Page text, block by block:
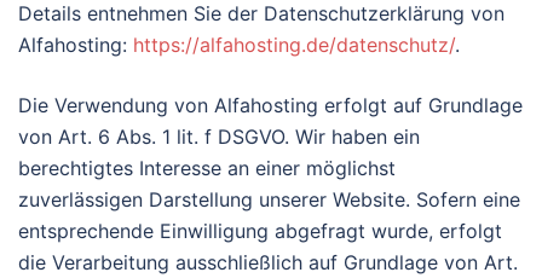
Details entnehmen Sie der Datenschutzerklärung von
Alfahosting: https://alfahosting.de/datenschutz/.
Die Verwendung von Alfahosting erfolgt auf Grundlage
von Art. 6 Abs. 1 lit. f DSGVO. Wir haben ein
berechtigtes Interesse an einer möglichst
zuverlässigen Darstellung unserer Website. Sofern eine
entsprechende Einwilligung abgefragt wurde, erfolgt
die Verarbeitung ausschließlich auf Grundlage von Art.